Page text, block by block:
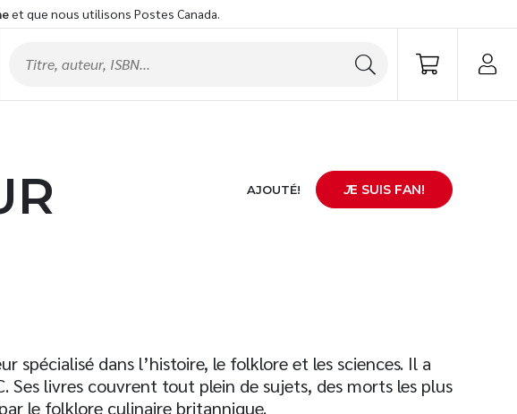
et que nous utilisons Postes Canada.
JE SUIS FAN!
AJOUTÉ!
spécialisé dans l’histoire, le folklore et les sciences. Il a
Ses livres couvrent tout plein de sujets, des morts les plus
le folklore culinaire britannique.